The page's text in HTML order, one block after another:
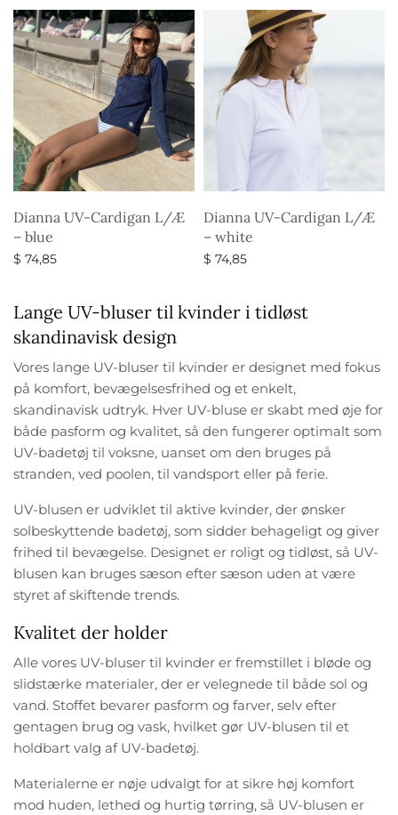
Dianna UV-Cardigan L/Æ
– blue
$ 74,85
Dianna UV-Cardigan L/Æ
– white
$ 74,85
Lange UV-bluser til kvinder i tidløst
skandinavisk design
Vores lange UV-bluser til kvinder er designet med fokus
på komfort, bevægelsesfrihed og et enkelt,
skandinavisk udtryk. Hver UV-bluse er skabt med øje for
både pasform og kvalitet, så den fungerer optimalt som
UV-badetøj til voksne, uanset om den bruges på
stranden, ved poolen, til vandsport eller på ferie.
UV-blusen er udviklet til aktive kvinder, der ønsker
solbeskyttende badetøj, som sidder behageligt og giver
frihed til bevægelse. Designet er roligt og tidløst, så UV-
blusen kan bruges sæson efter sæson uden at være
styret af skiftende trends.
Kvalitet der holder
Alle vores UV-bluser til kvinder er fremstillet i bløde og
slidstærke materialer, der er velegnede til både sol og
vand. Stoffet bevarer pasform og farver, selv efter
gentagen brug og vask, hvilket gør UV-blusen til et
holdbart valg af UV-badetøj.
Materialerne er nøje udvalgt for at sikre høj komfort
mod huden, lethed og hurtig tørring, så UV-blusen er